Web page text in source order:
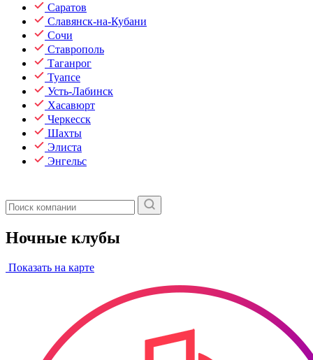
Саратов
Славянск-на-Кубани
Сочи
Ставрополь
Таганрог
Туапсе
Усть-Лабинск
Хасавюрт
Черкесск
Шахты
Элиста
Энгельс
Ночные клубы
Показать на карте